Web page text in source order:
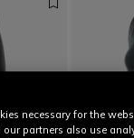
necessary for the
our partners also use